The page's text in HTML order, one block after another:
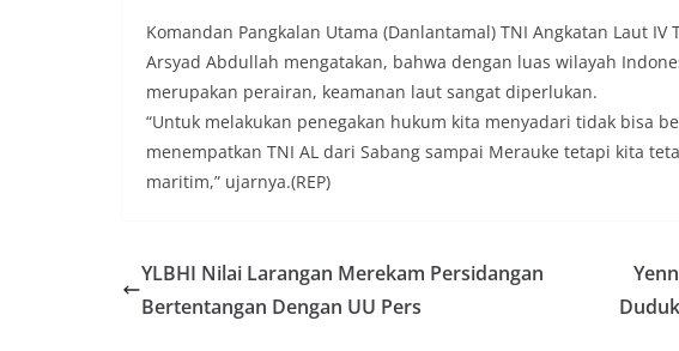
Komandan Pangkalan Utama (Danlantamal) TNI Angkatan Laut IV
Arsyad Abdullah mengatakan, bahwa dengan luas wilayah
merupakan perairan, keamanan laut sangat diperlukan.
“Untuk melakukan penegakan hukum kita menyadari tidak bisa
menempatkan TNI AL dari Sabang sampai Merauke tetapi kita
maritim,” ujarnya.(REP)
YLBHI Nilai Larangan Merekam Persidangan
Bertentangan Dengan UU Pers